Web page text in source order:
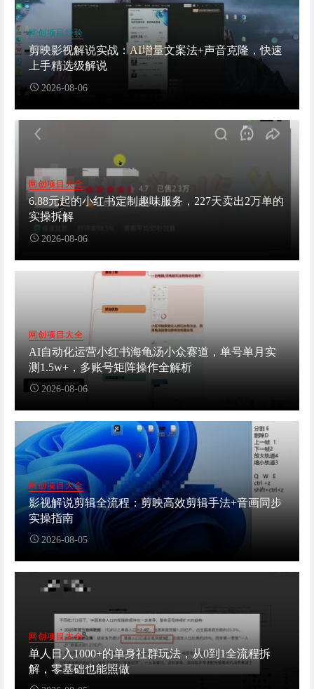
网创项目经验
剪映影视解说实战：AI增量文案法+声音克隆，快速
上手精选级解说
2026-08-06
网创项目大全
6.88元起的小红书定制趣味服务，227天卖出2万单的
实操拆解
2026-08-06
网创项目大全
AI自动化运营小红书海龟汤小众赛道，单号单月实
测1.5w+，多账号矩阵操作全解析
2026-08-06
网创项目大全
影视解说剪辑全流程：剪映高效剪辑手法+音画同步
实操指南
2026-08-05
网创项目大全
单人日入1000+的单身社群玩法，从0到1全流程拆
解，零基础也能照做